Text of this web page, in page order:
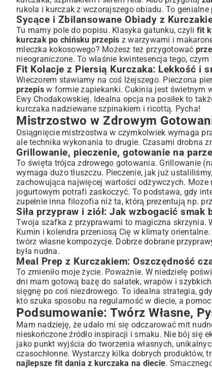
rukola i kurczak z wczorajszego obiadu. To genialne
Sycące i Zbilansowane Obiady z
Tu mamy pole do popisu. Klasyka gatunku, czyli fit
kurczak po chińsku przepis z warzywami i
mleczka kokosowego? Możesz też przygotować
nieograniczone. To właśnie kwintesencja tego,
Fit Kolacje z Piersią Kurczaka: Lekkość i
Wieczorem stawiamy na coś lżejszego. Pieczona
przepisw formie zapiekanki. Cukinia jest świetnym
Ewy Chodakowskiej. Idealna opcja na posiłek to
kurczaka nadziewane szpinakiem i ricottą. Pycha!
Mistrzostwo w Zdrowym
Osiągnięcie mistrzostwa w czymkolwiek wymaga
ale technika wykonania to drugie. Czasami drobna
Grillowanie, pieczenie, gotowanie na
To święta trójca zdrowego gotowania. Grillowanie
wymaga dużo tłuszczu. Pieczenie, jak już
zachowująca najwięcej wartości odżywczych.
jogurtowym potrafi zaskoczyć. To podstawa, gdy
zupełnie inna filozofia niż ta, którą prezentują np.
Siła przypraw i ziół: Jak wzbogacić smak
Twoja szafka z przyprawami to magiczna skrzynia.
Kumin i kolendra przeniosą Cię w klimaty
twórz własne kompozycje. Dobrze dobrane
była nudna.
Meal Prep z Kurczakiem: Oszczędność
To zmieniło moje życie. Poważnie. W niedzielę
dni mam gotową bazę do sałatek, wrapów i
sięgnę po coś niezdrowego. To idealna strategia,
kto szuka sposobu na regularność w diecie, a
Podsumowanie: Twórz Własne,
Mam nadzieję, że udało mi się odczarować mit
nieskończone źródło inspiracji i smaku. Nie bój się
jako punkt wyjścia do tworzenia własnych,
czasochłonne. Wystarczy kilka dobrych produktów,
najlepsze fit dania z kurczaka na diecie.